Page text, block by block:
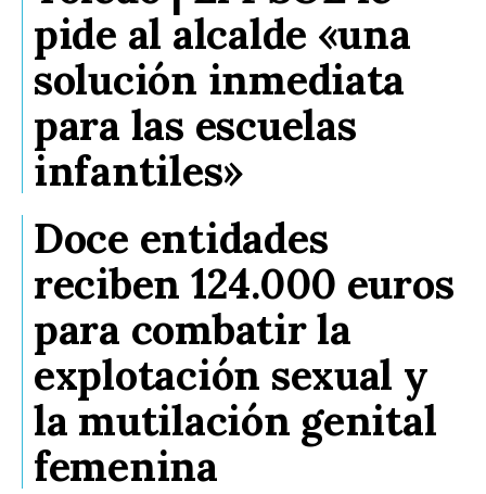
pide al alcalde «una
solución inmediata
para las escuelas
infantiles»
Doce entidades
reciben 124.000 euros
para combatir la
explotación sexual y
la mutilación genital
femenina